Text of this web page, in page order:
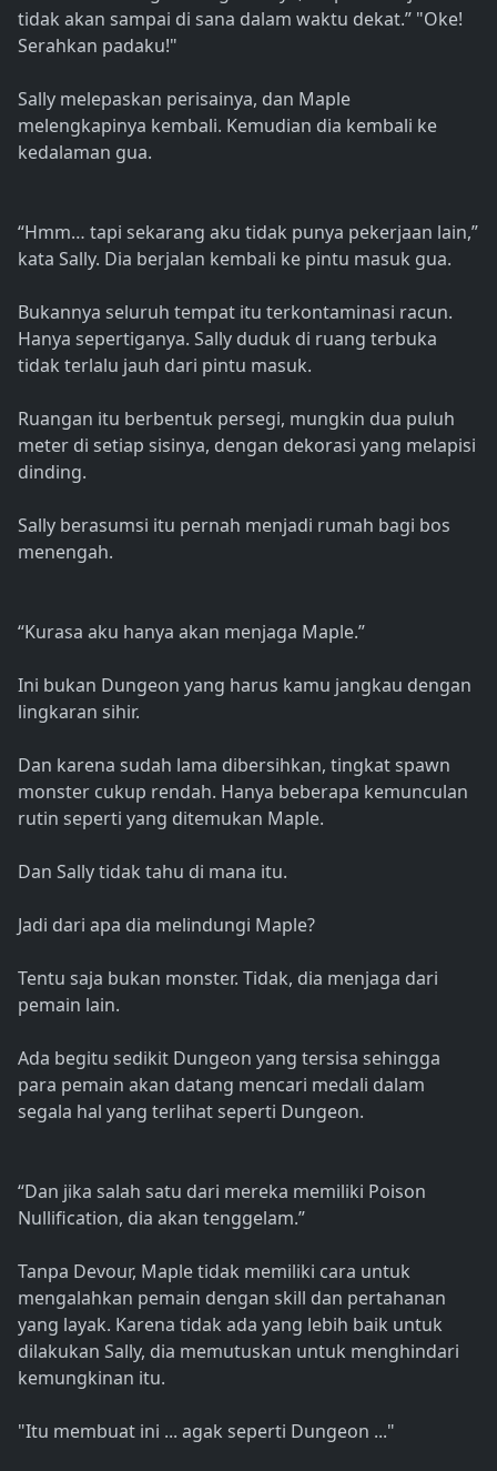
tidak akan sampai di sana dalam waktu dekat.” "Oke!
Serahkan padaku!"
Sally melepaskan perisainya, dan Maple
melengkapinya kembali. Kemudian dia kembali ke
kedalaman gua.
“Hmm… tapi sekarang aku tidak punya pekerjaan lain,”
kata Sally. Dia berjalan kembali ke pintu masuk gua.
Bukannya seluruh tempat itu terkontaminasi racun.
Hanya sepertiganya. Sally duduk di ruang terbuka
tidak terlalu jauh dari pintu masuk.
Ruangan itu berbentuk persegi, mungkin dua puluh
meter di setiap sisinya, dengan dekorasi yang melapisi
dinding.
Sally berasumsi itu pernah menjadi rumah bagi bos
menengah.
“Kurasa aku hanya akan menjaga Maple.”
Ini bukan Dungeon yang harus kamu jangkau dengan
lingkaran sihir.
Dan karena sudah lama dibersihkan, tingkat spawn
monster cukup rendah. Hanya beberapa kemunculan
rutin seperti yang ditemukan Maple.
Dan Sally tidak tahu di mana itu.
Jadi dari apa dia melindungi Maple?
Tentu saja bukan monster. Tidak, dia menjaga dari
pemain lain.
Ada begitu sedikit Dungeon yang tersisa sehingga
para pemain akan datang mencari medali dalam
segala hal yang terlihat seperti Dungeon.
“Dan jika salah satu dari mereka memiliki Poison
Nullification, dia akan tenggelam.”
Tanpa Devour, Maple tidak memiliki cara untuk
mengalahkan pemain dengan skill dan pertahanan
yang layak. Karena tidak ada yang lebih baik untuk
dilakukan Sally, dia memutuskan untuk menghindari
kemungkinan itu.
"Itu membuat ini ... agak seperti Dungeon ..."